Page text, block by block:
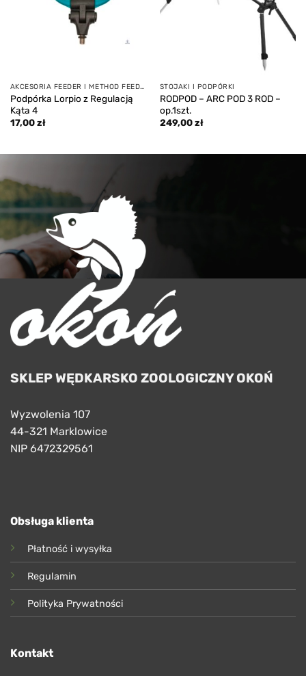
AKCESORIA FEEDER I METHOD FEEDER
Podpórka Lorpio z Regulacją
Kąta 4
17,00zł
STOJAKI I PODPÓRKI
RODPOD – ARC POD 3 ROD –
op.1szt.
249,00zł
SKLEP WĘDKARSKO ZOOLOGICZNY OKOŃ
Wyzwolenia 107
44-321 Marklowice
NIP 6472329561
Obsługa klienta
Płatność i wysyłka
Regulamin
Polityka Prywatności
Kontakt